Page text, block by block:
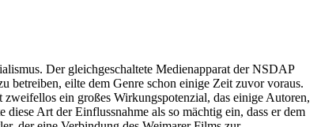
Der gleichgeschaltete Medienapparat der NSDAP
eilte dem Genre schon einige Zeit zuvor voraus.
ein großes Wirkungspotenzial, das einige Autoren,
Art der Einflussnahme als so mächtig ein, dass er dem